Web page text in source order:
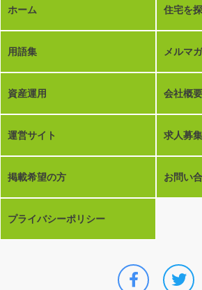
ホーム 住宅を
用語集 メルマ
資産運用 会社概要
運営サイト 求人募集
掲載希望の方 お問い
プライバシーポリシー